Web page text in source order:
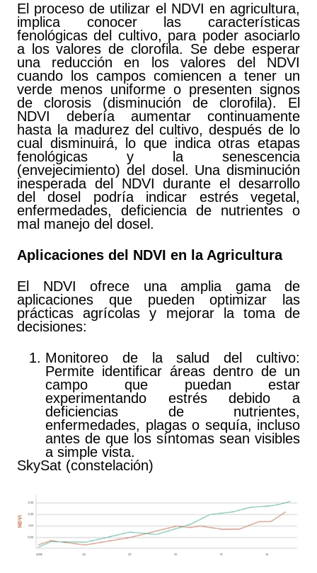
El proceso de utilizar el NDVI en agricultura,
implica conocer las características
fenológicas del cultivo, para poder asociarlo
a los valores de clorofila. Se debe esperar
una reducción en los valores del NDVI
cuando los campos comiencen a tener un
verde menos uniforme o presenten signos
de clorosis (disminución de clorofila). El
NDVI debería aumentar continuamente
hasta la madurez del cultivo, después de lo
cual disminuirá, lo que indica otras etapas
fenológicas y la senescencia
(envejecimiento) del dosel. Una disminución
inesperada del NDVI durante el desarrollo
del dosel podría indicar estrés vegetal,
enfermedades, deficiencia de nutrientes o
mal manejo del dosel.
Aplicaciones del NDVI en la Agricultura
El NDVI ofrece una amplia gama de
aplicaciones que pueden optimizar las
prácticas agrícolas y mejorar la toma de
decisiones:
Monitoreo de la salud del cultivo:
Permite identificar áreas dentro de un
campo que puedan estar
experimentando estrés debido a
deficiencias de nutrientes,
enfermedades, plagas o sequía, incluso
antes de que los síntomas sean visibles
a simple vista.
SkySat (constelación)